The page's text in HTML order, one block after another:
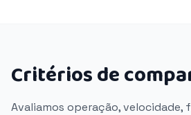
Critérios de
Avaliamos operação, velocidade,